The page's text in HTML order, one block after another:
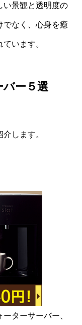
い景観と透明度の
でなく、心身を癒
います。
バー５選
します。
ターサーバー、